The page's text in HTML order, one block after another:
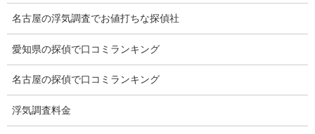
名古屋の浮気調査でお値打ちな探偵社
愛知県の探偵で口コミランキング
名古屋の探偵で口コミランキング
浮気調査料金